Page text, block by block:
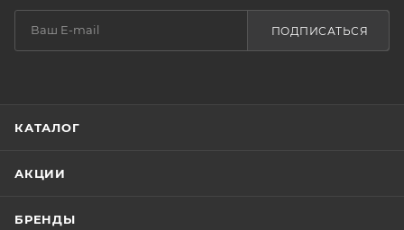
ПОДПИСАТЬСЯ
КАТАЛОГ
АКЦИИ
БРЕНДЫ